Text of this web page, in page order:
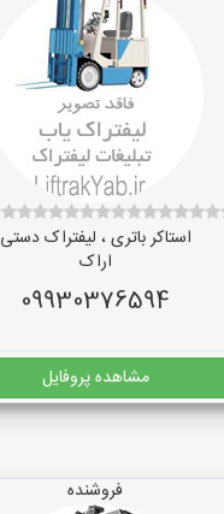
استاکر باتری ، لیفتراک دستی
اراک
09930376594
مشاهده پروفایل
فروشنده